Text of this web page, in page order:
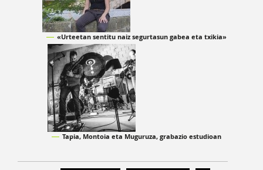
«Urteetan sentitu naiz segurtasun gabea eta txikia»
Tapia, Montoia eta Muguruza, grabazio estudioan